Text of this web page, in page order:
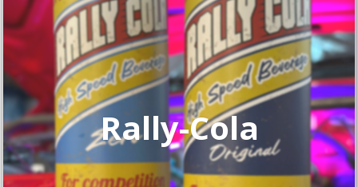
Rally-Cola